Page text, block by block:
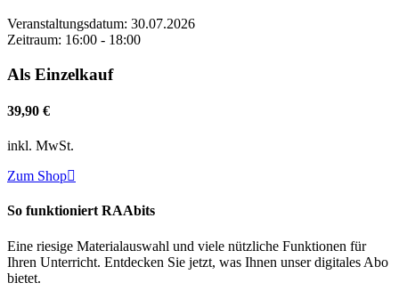
Veranstaltungsdatum: 30.07.2026
Zeitraum: 16:00 - 18:00
Als Einzelkauf
39,90 €
inkl. MwSt.
Zum Shop
So funktioniert RAAbits
Eine riesige Materialauswahl und viele nützliche Funktionen für
Ihren Unterricht. Entdecken Sie jetzt, was Ihnen unser digitales Abo
bietet.